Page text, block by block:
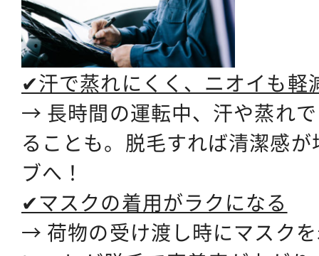
✔汗で蒸れにくく、ニオイも軽
→ 長時間の運転中、汗や蒸れ
ることも。 脱毛すれば清潔感
ブへ！
✔マスクの着用がラクになる
→ 荷物の受け渡し時にマスク